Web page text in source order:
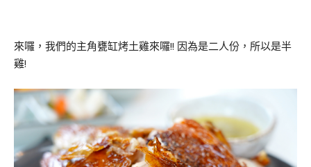
來囉，我們的主角甕缸烤土雞來囉!! 因為是二人份，所以是半
雞!